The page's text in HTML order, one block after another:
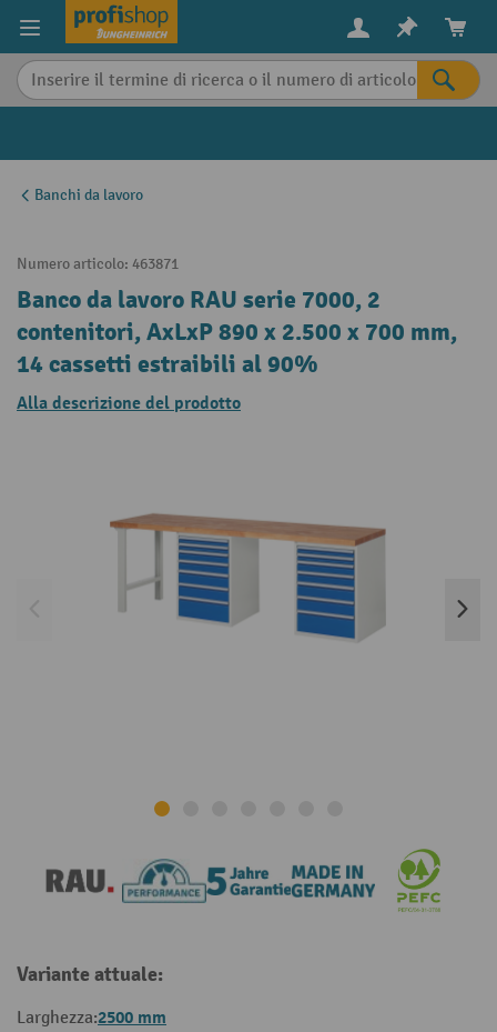
content
Banchi da lavoro
Numero articolo: 463871
Banco da lavoro RAU serie 7000, 2
contenitori, AxLxP 890 x 2.500 x 700 mm,
14 cassetti estraibili al 90%
Alla descrizione del prodotto
Variante attuale:
Larghezza:2500 mm